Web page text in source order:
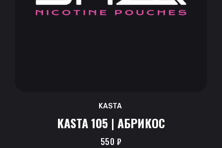
KASTA
KASTA 105 | АБРИКОС
550 ₽